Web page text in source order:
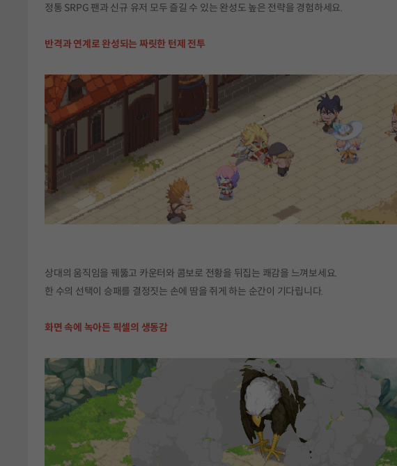
정통 SRPG 팬과 신규 유저 모두 즐길 수 있는 완성도 높은 전략을 경험하세요.
반격과 연계로 완성되는 짜릿한 턴제 전투
상대의 움직임을 꿰뚫고 카운터와 콤보로 전황을 뒤집는 쾌감을 느껴보세요.
한 수의 선택이 승패를 결정짓는 손에 땀을 쥐게 하는 순간이 기다립니다.
화면 속에 녹아든 픽셀의 생동감